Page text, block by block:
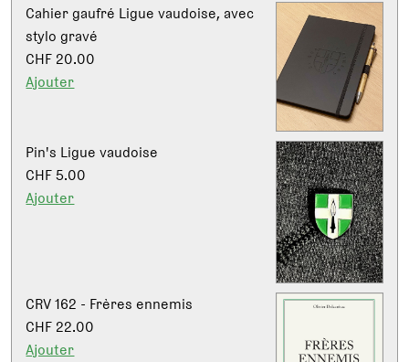
Cahier gaufré Ligue vaudoise, avec
stylo gravé
CHF 20.00
Ajouter
Pin's Ligue vaudoise
CHF 5.00
Ajouter
CRV 162 - Frères ennemis
CHF 22.00
Ajouter